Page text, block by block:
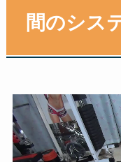
間のシス